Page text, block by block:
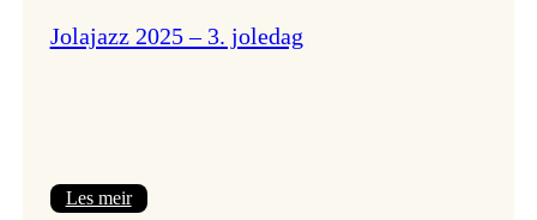
Jolajazz 2025 – 3. joledag
Les meir: